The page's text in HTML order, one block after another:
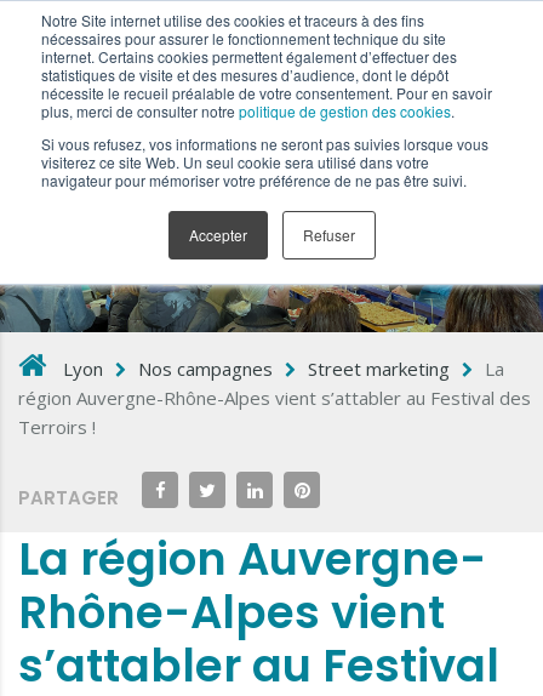
Notre Site internet utilise des cookies et traceurs à des fins
nécessaires pour assurer le fonctionnement technique du site
internet. Certains cookies permettent également d’effectuer des
statistiques de visite et des mesures d’audience, dont le dépôt
nécessite le recueil préalable de votre consentement. Pour en savoir
plus, merci de consulter notre politique de gestion des cookies.
Si vous refusez, vos informations ne seront pas suivies lorsque vous
visiterez ce site Web. Un seul cookie sera utilisé dans votre
navigateur pour mémoriser votre préférence de ne pas être suivi.
Accepter Refuser
L:\KEEMIA\Articles Opérations\OOH\KEEMIA
LYON\2022\ACCRO
Lyon Nos campagnes Street marketing
La
région Auvergne-Rhône-Alpes vient s’attabler au Festival des
Terroirs !
PARTAGER
La région Auvergne-
Rhône-Alpes vient
s’attabler au Festival